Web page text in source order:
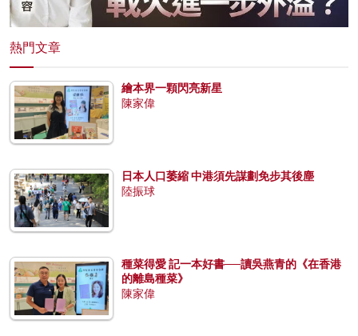
熱門文章
繪本界一顆閃亮新星
陳家偉
日本人口萎縮 中港須先謀劃免步其後塵
陸振球
種菜得愛 記一本好書──讀吳燕青的《在香港
的離島種菜》
陳家偉